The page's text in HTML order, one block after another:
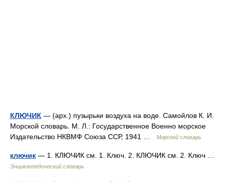
КЛЮЧИК — (арх.) пузырьки воздуха на воде. Самойлов К. И.
Морской словарь. М. Л.: Государственное Военно морское
Издательство НКВМФ Союза ССР, 1941 …
Морской словарь
ключик — 1. КЛЮЧИК см. 1. Ключ. 2. КЛЮЧИК см. 2. Ключ …
Энциклопедический словарь